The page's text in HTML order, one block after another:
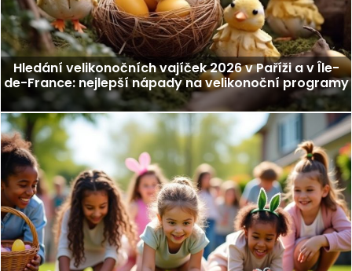
Hledání velikonočních vajíček 2026 v Paříži a v Île-
de-France: nejlepší nápady na velikonoční programy